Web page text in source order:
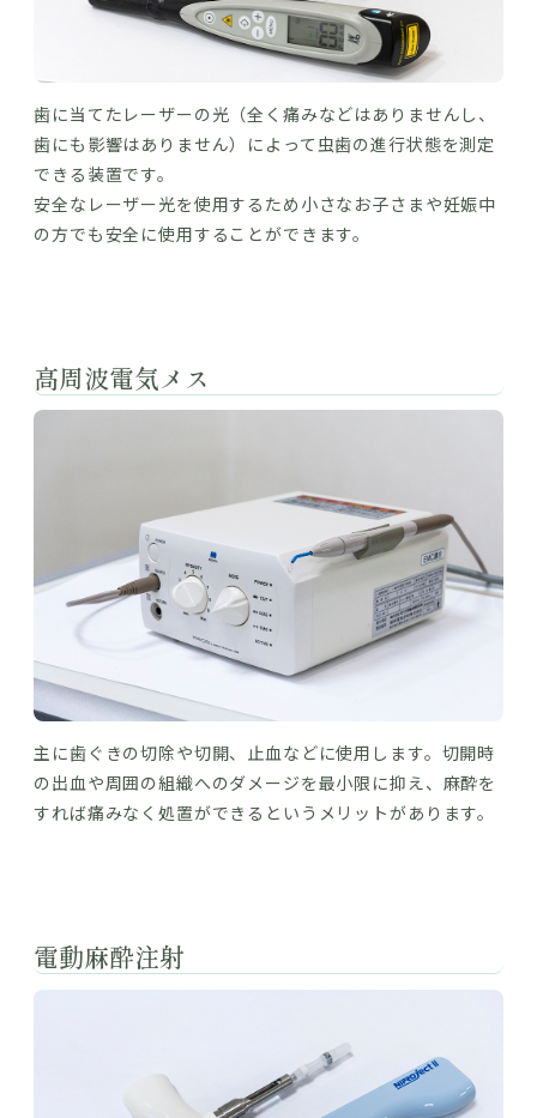
歯に当てたレーザーの光（全く痛みなどはありませんし、
歯にも影響はありません）によって虫歯の進行状態を測定
できる装置です。
安全なレーザー光を使用するため小さなお子さまや妊娠中
の方でも安全に使用することができます。
高周波電気メス
主に歯ぐきの切除や切開、止血などに使用します。切開時
の出血や周囲の組織へのダメージを最小限に抑え、麻酔を
すれば痛みなく処置ができるというメリットがあります。
電動麻酔注射